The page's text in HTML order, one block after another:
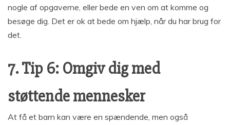
nogle af opgaverne, eller bede en ven om at komme og
besøge dig. Det er ok at bede om hjælp, når du har brug for
det.
7. Tip 6: Omgiv dig med
støttende mennesker
At få et barn kan være en spændende, men også